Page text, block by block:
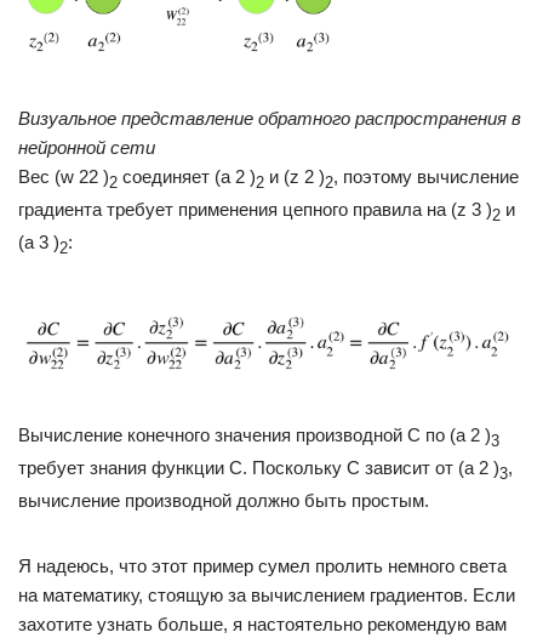
Визуальное представление обратного распространения в
нейронной сети
Вес (w 22 )2 соединяет (a 2 )2 и (z 2 )2, поэтому вычисление
градиента требует применения цепного правила на (z 3 )2 и
(a 3 )2:
Вычисление конечного значения производной С по (a 2 )3
требует знания функции С. Поскольку С зависит от (a 2 )3,
вычисление производной должно быть простым.
Я надеюсь, что этот пример сумел пролить немного света
на математику, стоящую за вычислением градиентов. Если
захотите узнать больше, я настоятельно рекомендую вам